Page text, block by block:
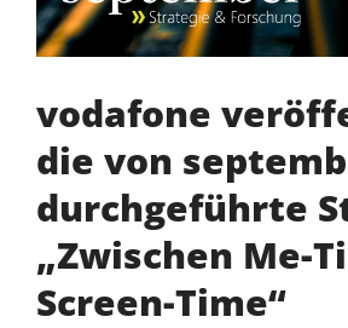
vodafone
die von
durchgeführte
„Zwischen Me-
Screen-Time“